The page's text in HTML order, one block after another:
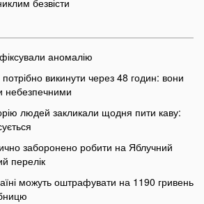
безвісти
аномалію
потрібно викинути через 48 годин: вони
небезпечними
людей закликали щодня пити каву:
заборонено робити на Яблучний
перелік
можуть оштрафувати на 1190 гривень